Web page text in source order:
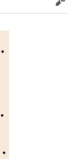
Rediger
•
•
•